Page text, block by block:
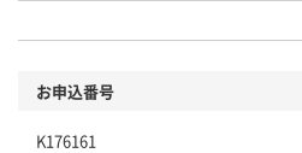
お申込番号
K176161